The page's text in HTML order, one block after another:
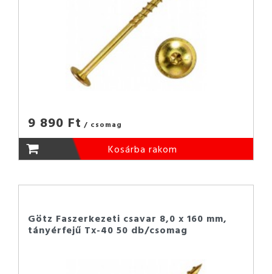
9 890 Ft / csomag
Kosárba rakom
Götz Faszerkezeti csavar 8,0 x 160 mm,
tányérfejű Tx-40 50 db/csomag